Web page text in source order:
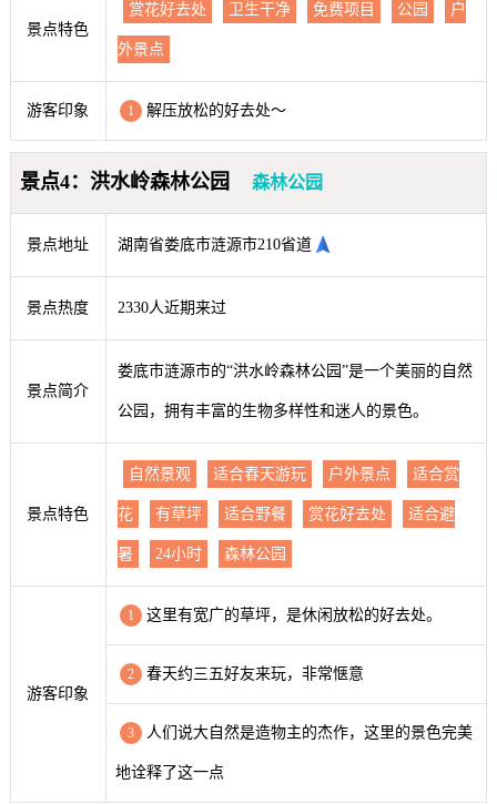
景点特色
赏花好去处 卫生干净 免费项目 公园 户
外景点
游客印象 1 解压放松的好去处～
景点4：洪水岭森林公园 森林公园
景点地址 湖南省娄底市涟源市210省道
景点热度 2330人近期来过
景点简介
娄底市涟源市的“洪水岭森林公园”是一个美丽的自然
公园，拥有丰富的生物多样性和迷人的景色。
景点特色
自然景观 适合春天游玩 户外景点 适合赏
花 有草坪 适合野餐 赏花好去处 适合避
暑 24小时 森林公园
游客印象
1 这里有宽广的草坪，是休闲放松的好去处。
2 春天约三五好友来玩，非常惬意
3 人们说大自然是造物主的杰作，这里的景色完美
地诠释了这一点